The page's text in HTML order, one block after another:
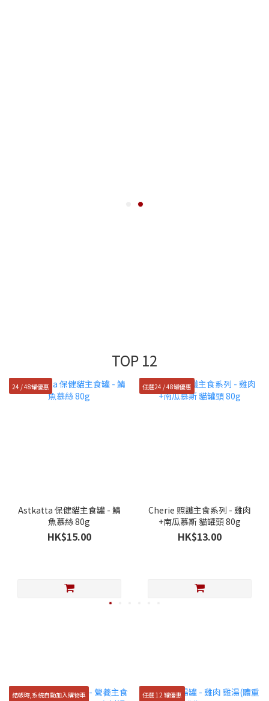
TOP 12
24 / 48罐優惠
Astkatta 保健貓主食罐 - 鯖
魚慕絲 80g
HK$15.00
任選24 / 48罐優惠
Cherie 照護主食系列 - 雞肉
+南瓜慕斯 貓罐頭 80g
HK$13.00
結帳時,系統自動加入購物車 任選 12 罐優惠